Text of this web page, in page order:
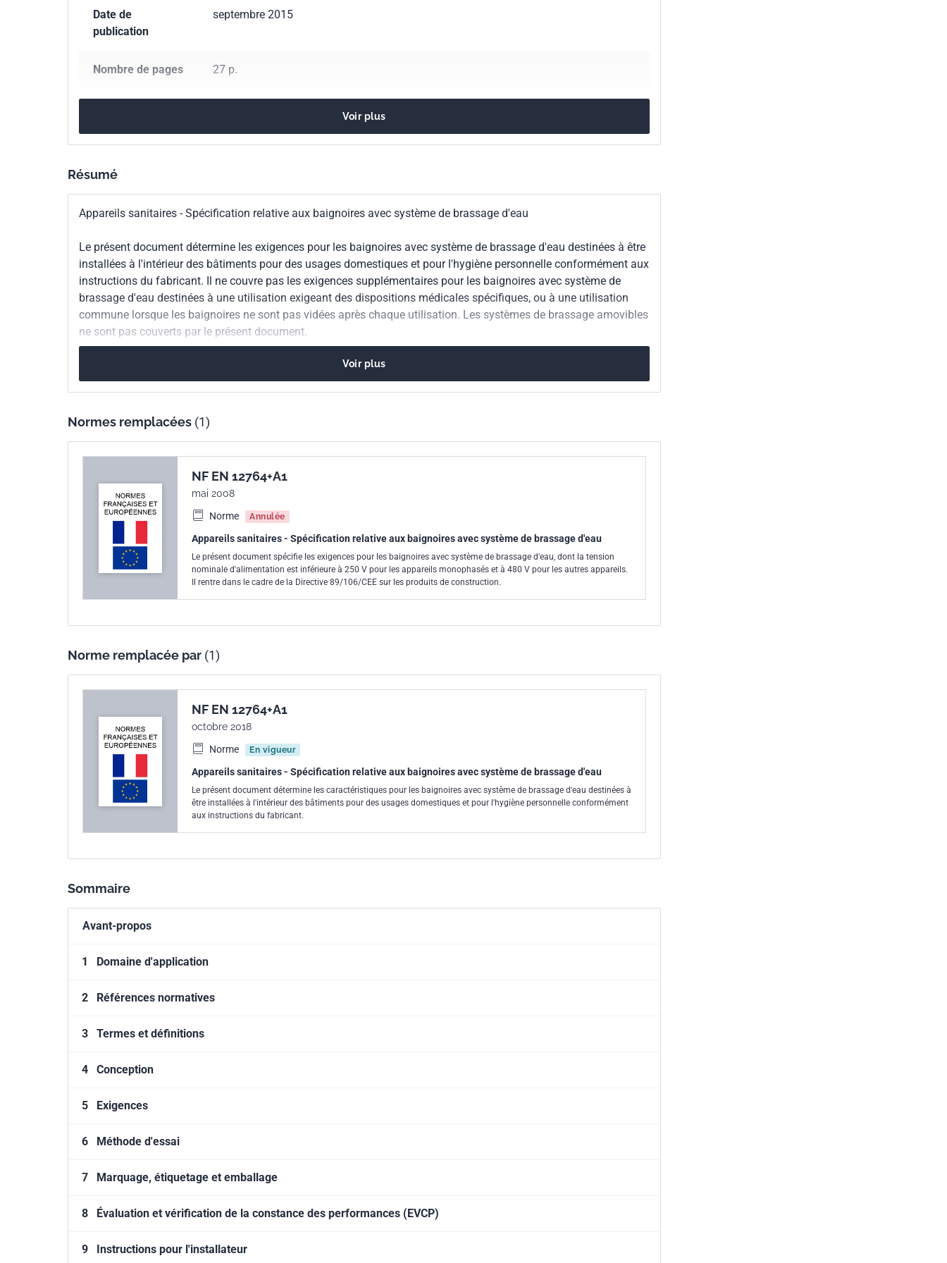
Date de
publication
septembre 2015
Nombre de pages 27 p.
Codes ICS 91.140.70Installations sanitaires
classement
Numéro de tirage 1
Parenté
européenne
EN 12764:2015
Voir plus
Résumé
Appareils sanitaires - Spécification relative aux baignoires avec système de brassage d'eau
Le présent document détermine les exigences pour les baignoires avec système de brassage d'eau destinées à être
installées à l'intérieur des bâtiments pour des usages domestiques et pour l'hygiène personnelle conformément aux
instructions du fabricant. Il ne couvre pas les exigences supplémentaires pour les baignoires avec système de
brassage d'eau destinées à une utilisation exigeant des dispositions médicales spécifiques, ou à une utilisation
commune lorsque les baignoires ne sont pas vidées après chaque utilisation. Les systèmes de brassage amovibles
ne sont pas couverts par le présent document.
Voir plus
Normes remplacées (1)
NF EN 12764+A1
mai 2008
Norme
Annulée
Appareils sanitaires - Spécification relative aux baignoires avec système de brassage d'eau
Le présent document spécifie les exigences pour les baignoires avec système de brassage d'eau, dont la tension
nominale d'alimentation est inférieure à 250 V pour les appareils monophasés et à 480 V pour les autres appareils.
Il rentre dans le cadre de la Directive 89/106/CEE sur les produits de construction.
Norme remplacée par (1)
NF EN 12764+A1
octobre 2018
Norme
En vigueur
Appareils sanitaires - Spécification relative aux baignoires avec système de brassage d'eau
Le présent document détermine les caractéristiques pour les baignoires avec système de brassage d'eau destinées à
être installées à l'intérieur des bâtiments pour des usages domestiques et pour l'hygiène personnelle conformément
aux instructions du fabricant.
Sommaire
Avant-propos
1 Domaine d'application
2 Références normatives
3 Termes et définitions
4 Conception
5 Exigences
6 Méthode d'essai
7 Marquage, étiquetage et emballage
8 Évaluation et vérification de la constance des performances (EVCP)
9 Instructions pour l'installateur